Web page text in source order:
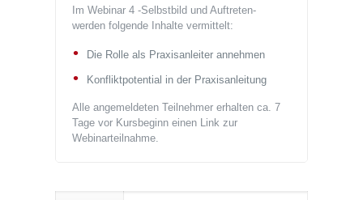
Im Webinar 4 -Selbstbild und Auftreten-
werden folgende Inhalte vermittelt:
Die Rolle als Praxisanleiter annehmen
Konfliktpotential in der Praxisanleitung
Alle angemeldeten Teilnehmer erhalten ca. 7
Tage vor Kursbeginn einen Link zur
Webinarteilnahme.